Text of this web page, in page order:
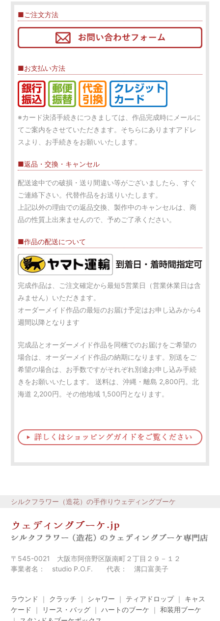
■ご注文方法
■お支払い方法
※カード決済手続きにつきましては、作品完成時にメールに
てご案内をさせていただきます。そちらにありますアドレ
スより、お手続きをお願いいたします。
■返品・交換・キャンセル
配送途中での破損・送り間違い等がございましたら、すぐ
ご連絡下さい。代替作品をお送りいたします。
上記以外の理由での返品交換、製作中のキャンセルは、商
品の性質上出来ませんので、予めご了承ください。
■作品の配送について
完成作品は、ご注文確定から最短5営業日（営業休業日は含
みません）いただきます。
オーダーメイド作品の最短のお届け予定はお申し込みから4
週間以降となります
完成品とオーダーメイド作品を同梱でのお届けをご希望の
場合は、オーダーメイド作品の納期になります。別送をご
希望の場合は、お手数ですがそれぞれ別途お申し込み手続
きをお願いいたします。 送料は、沖縄・離島 2,800円。北
海道 2,200円。その他地域 1,500円となります。
シルクフラワー（造花）の手作りウェディングブーケ
〒545-0021 大阪市阿倍野区阪南町２丁目２９－１２
事業者名： studio P.O.F. 代表： 溝口富美子
ラウンド ｜ クラッチ ｜ シャワー ｜ ティアドロップ｜ キャス
ケード
｜ リース・バッグ ｜ハートのブーケ ｜和装用ブーケ